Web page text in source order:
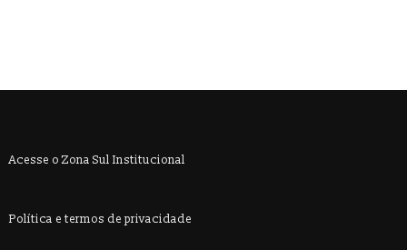
Acesse o Zona Sul Institucional
Política e termos de privacidade